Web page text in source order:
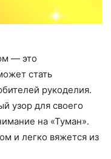
— это
стать
рукоделия.
узор для своего
на «Туман».
и легко вяжется из